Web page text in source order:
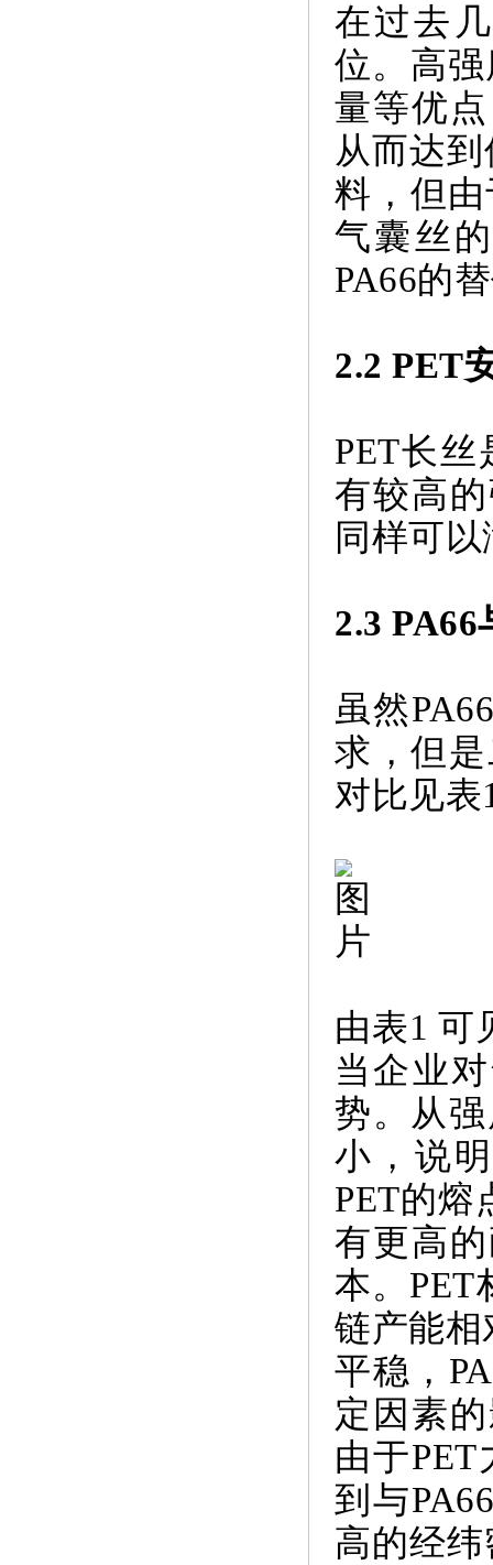
在过去
位。高强
量等优
从而达
料，但
气囊丝
PA66的
2.2 PET
PET长
有较高
同样可
2.3
虽然
求，但
对比见表
由表1 可
当企业
势。从
小，说
PET的熔
有更高
本。PET
链产能相
平稳，
定因素
由于
到与
高的经纬